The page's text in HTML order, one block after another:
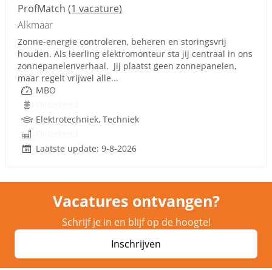
ProfMatch (1 vacature)
Alkmaar
Zonne-energie controleren, beheren en storingsvrij
houden. Als leerling elektromonteur sta jij centraal in ons
zonnepanelenverhaal. Jij plaatst geen zonnepanelen,
maar regelt vrijwel alle...
MBO
Elektrotechniek, Techniek
Laatste update: 9-8-2026
Vacatures ontvangen?
Schrijf je in en blijf op de hoogte!
Inschrijven